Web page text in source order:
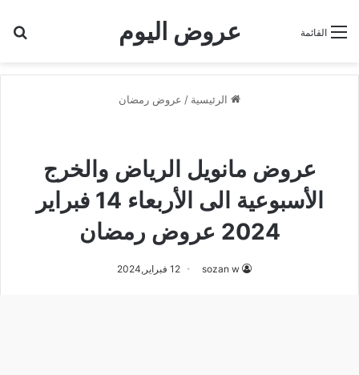
عروض اليوم القائمة
الرئيسية / عروض رمضان
عروض مانويل الرياض والخرج
الأسبوعية الى الأربعاء 14 فبراير
2024 عروض رمضان
sozan w 12 فبراير,2024